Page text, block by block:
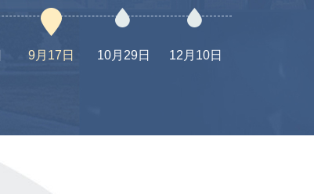
9月17日 10月29日 12月10日